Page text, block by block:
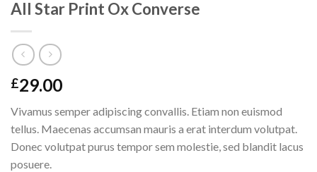
All Star Print Ox Converse
£29.00
Vivamus semper adipiscing convallis. Etiam non euismod
tellus. Maecenas accumsan mauris a erat interdum volutpat.
Donec volutpat purus tempor sem molestie, sed blandit lacus
posuere.